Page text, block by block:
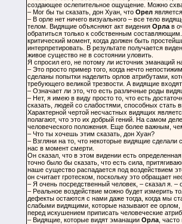
создающее ослепительное ощущение. Можно
– Мог бы ты сказать, дон Хуан, что Орел
– В орле нет ничего визуального – все тело
телом. Видящие объясняют акт видения Орлав
обратиться только к собственным
критический момент, когда должен быть
интерпретировать. В результате получается
живое существо не в состоянии уловить.
Я спросил его, не потому ли источник эманаций
– Это просто пример того, когда нечто
сделаны попытки наделить орлов атрибутами,
требующего великой трезвости. А видящие
– Означает ли это, что есть различные роды
– Нет, я имею в виду просто то, что есть
сказать, людей со слабостями, способных
Характерной чертой несчастных видящих
полагают, что это их добрый гений. На самом
человеческого положения. Еще более важным,
– Что ты хочешь этим сказать, дон Хуан?
– Взгляни на то, что некоторые видящие
нас в момент смерти.
Он сказал, что в этом видении есть
точно было бы сказать, что есть сила,
наше существо распадается под воздействием
он считает гротеском, поскольку это обращает
– Я очень посредственный человек, – сказал я. –
– Реальное воздействие можно будет измерить
дефекты остаются с нами даже тогда, когда мы
слабыми видящими, которые называют ее
перед искушением приписать человеческие
– Видящие, которые видят эманации Орла, часто